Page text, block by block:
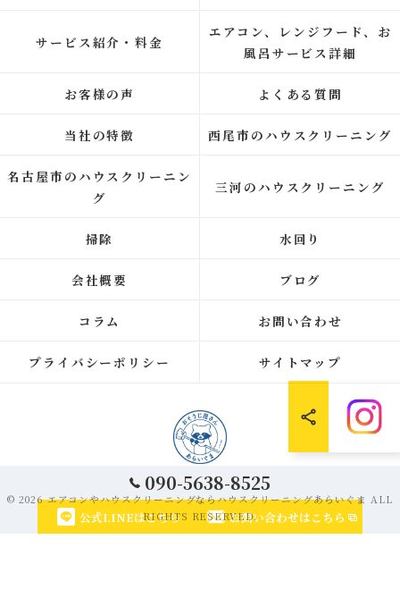
090-5638-8525
公式LINEはこちら お問い合わせはこちら
サービス紹介・料金
エアコン、レンジフード、お
風呂サービス詳細
お客様の声 よくある質問
当社の特徴 西尾市のハウスクリーニング
名古屋市のハウスクリーニン
グ
三河のハウスクリーニング
掃除 水回り
会社概要 ブログ
コラム お問い合わせ
プライバシーポリシー サイトマップ
© 2026 エアコンやハウスクリーニングならハウスクリーニングあらいぐま ALL
RIGHTS RESERVED.